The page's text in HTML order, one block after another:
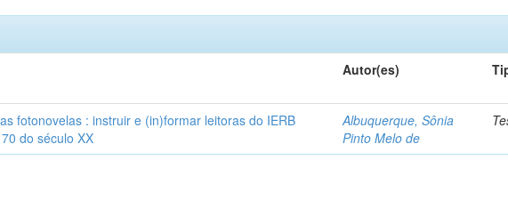
Autor(es)
fotonovelas : instruir e (in)formar leitoras do IERB
do século XX
Albuquerque, Sônia
Pinto Melo de